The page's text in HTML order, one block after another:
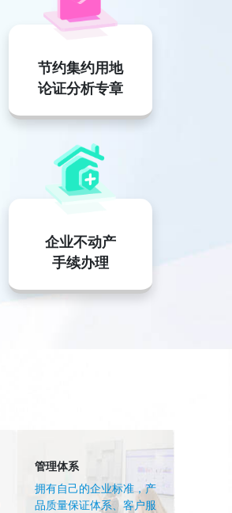
节约集约用地
论证分析专章
企业不动产
手续办理
管理体系
拥有自己的企业标准，产
品质量保证体系、客户服